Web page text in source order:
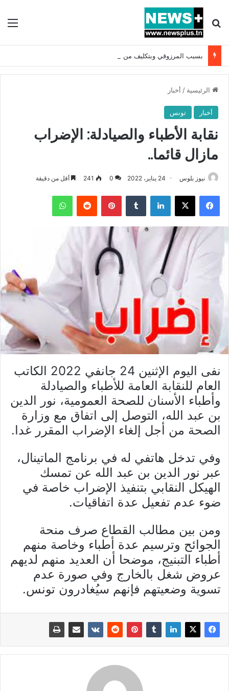
بحث عن
الرئيسية / أخبار
أخبار تونس
نقابة الأطباء والصيادلة: الإضراب
مازال قائما..
نيوز بلوس 24 يناير، 2022 0
241 أقل من دقيقة
فيسبوك X لينكدإن بينتيريست واتساب
نفى اليوم الإثنين 24 جانفي 2022 الكاتب
العام للنقابة العامة للأطباء والصيادلة
وأطباء الأسنان للصحة العمومية، نور الدين
بن عبد الله، التوصل إلى اتفاق مع وزارة
الصحة من أجل إلغاء الإضراب المقرر غدا.
وفي تدخل هاتفي له في برنامج الماتينال،
عبر نور الدين بن عبد الله عن تمسك
الهيكل النقابي بتنفيذ الإضراب خاصة في
ضوء عدم تفعيل عدة اتفاقيات.
ومن بين مطالب القطاع صرف منحة
الجوائح وترسيم عدة أطباء وخاصة منهم
أطباء التبنيج، موضحا أن العديد منهم لديهم
عروض شغل بالخارج وفي صورة عدم
تسوية وضعيتهم فإنهم سيُغادرون تونس.